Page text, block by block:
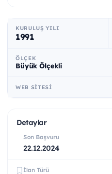
KURULUŞ YILI
1991
ÖLÇEK
Büyük Ölçekli
WEB SITESI
Detaylar
Son Başvuru
22.12.2024
İlan Türü